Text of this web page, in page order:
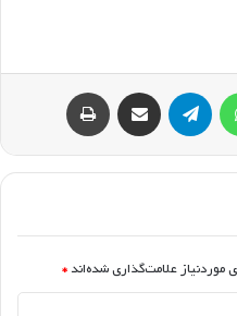
تلگرام اشتراک گذاری با ایمیل
علامت‌گذاری شده‌اند *